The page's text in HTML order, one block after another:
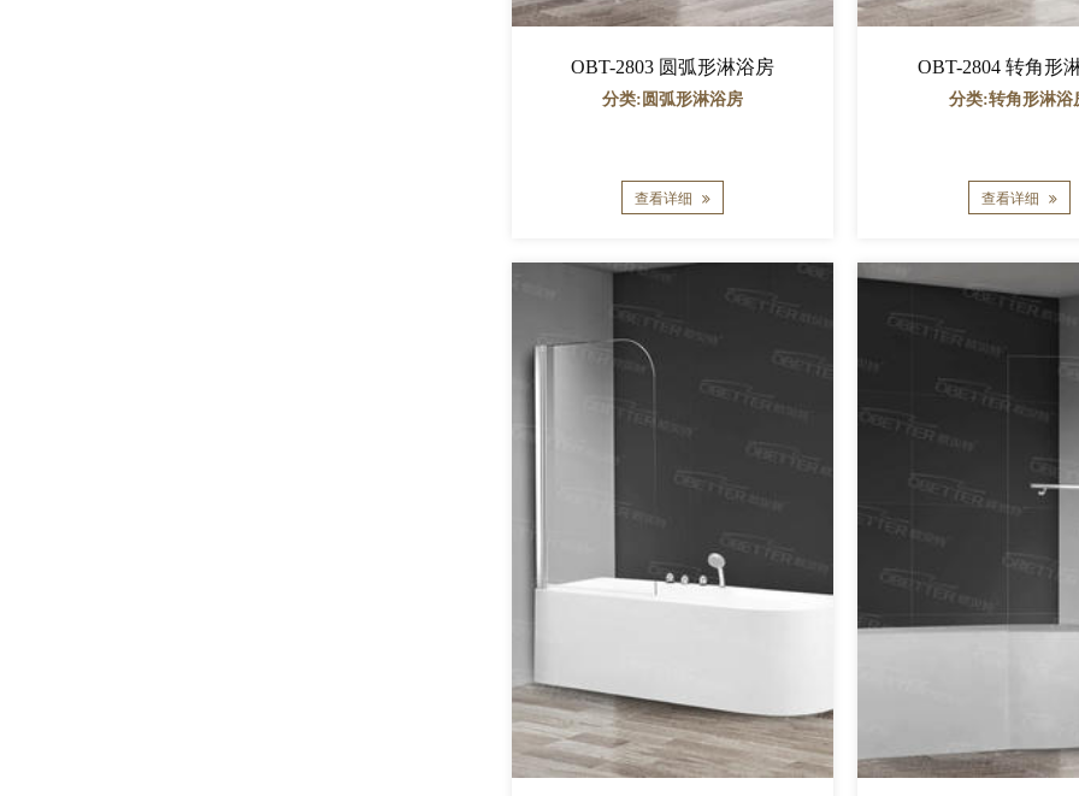
OBT-2803 圆弧形淋浴房
分类:圆弧形淋浴房
查看详细
OBT-2804 转角形
分类:转角形淋浴
查看详细